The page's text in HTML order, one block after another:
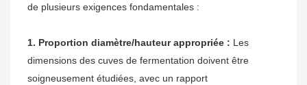
de plusieurs exigences fondamentales :
1. Proportion diamètre/hauteur appropriée : Les
dimensions des cuves de fermentation doivent être
soigneusement étudiées, avec un rapport